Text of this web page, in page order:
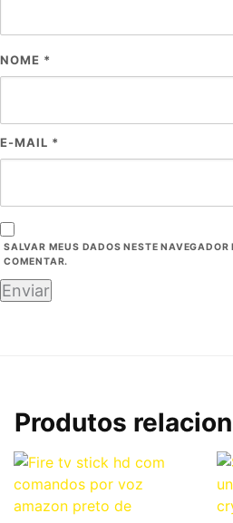
NOME *
E-MAIL *
SALVAR MEUS DADOS NESTE NAVEGADOR
COMENTAR.
Produtos